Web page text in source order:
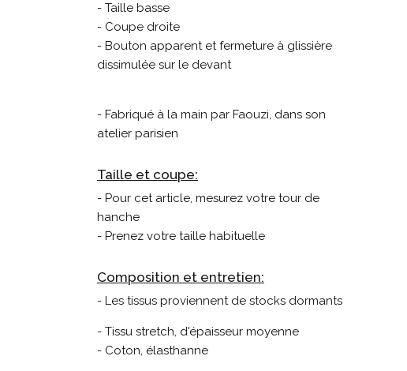
- Taille basse
- Coupe droite
- Bouton apparent et fermeture à glissière
dissimulée sur le devant
- Fabriqué à la main par Faouzi, dans son
atelier parisien
Taille et coupe:
- Pour cet article, mesurez votre tour de
hanche
- Prenez votre taille habituelle
Composition et entretien:
- Les tissus proviennent de stocks dormants
- Tissu stretch, d'épaisseur moyenne
- Coton, élasthanne